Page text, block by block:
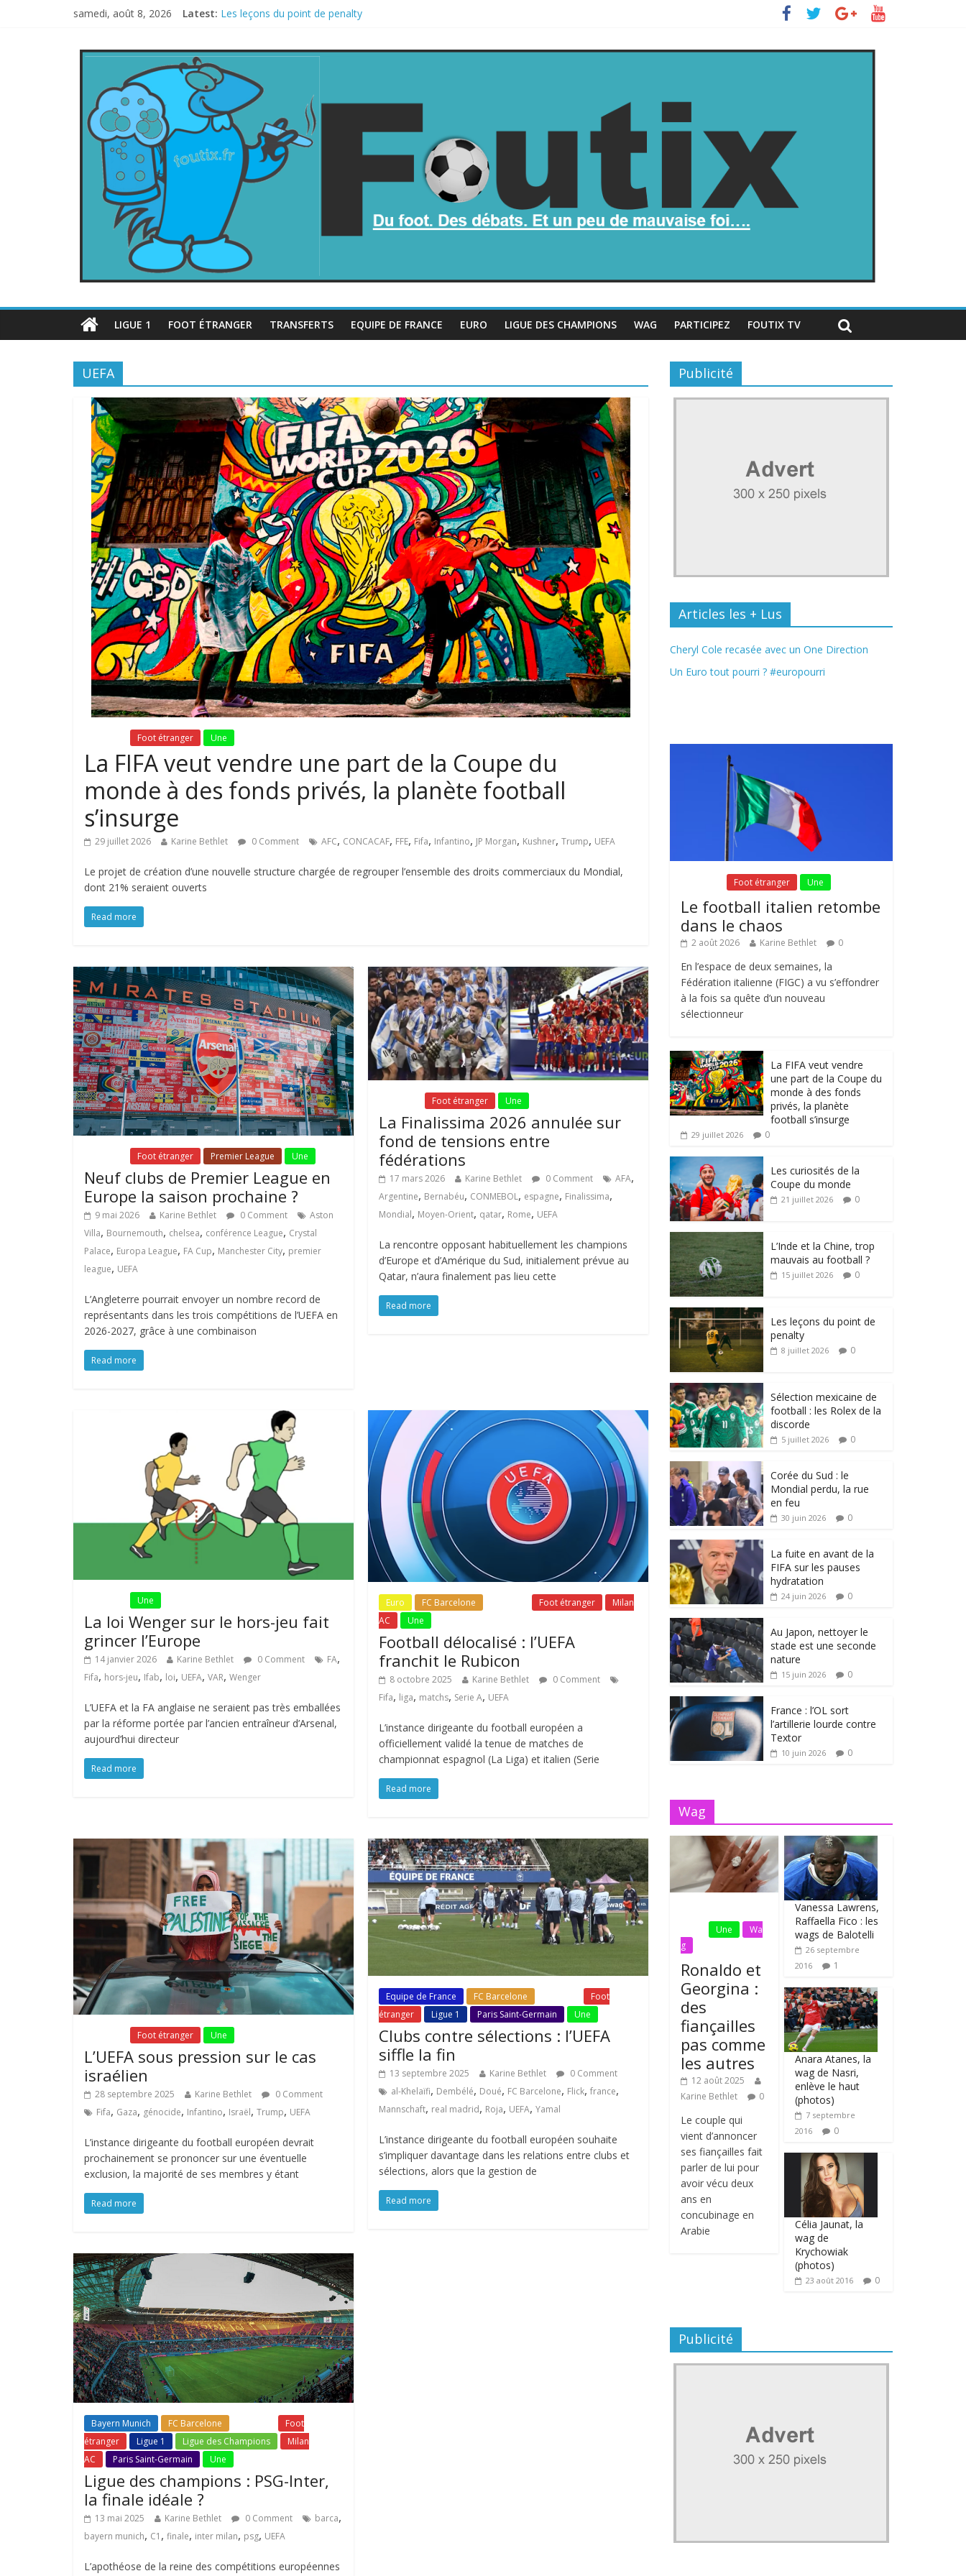
samedi, août 8, 2026 Latest: Les leçons du point de penalty
Les curiosités de la Coupe du monde
L’Inde et la Chine, trop mauvais au football ?
LIGUE 1 FOOT ÉTRANGER TRANSFERTS EQUIPE DE FRANCE EURO LIGUE DES CHAMPIONS WAG PARTICIPEZ FOUTIX TV
UEFA
Foot étranger Une
La FIFA veut vendre une part de la Coupe du
monde à des fonds privés, la planète football
s’insurge
29 juillet 2026 Karine Bethlet 0 Comment AFC, CONCACAF, FFE, Fifa, Infantino, JP Morgan, Kushner, Trump, UEFA
Le projet de création d’une nouvelle structure chargée de regrouper l’ensemble des droits commerciaux du Mondial,
dont 21% seraient ouverts
Read more
Foot étranger Premier League Une
Neuf clubs de Premier League en
Europe la saison prochaine ?
9 mai 2026 Karine Bethlet 0 Comment
Aston
Villa, Bournemouth, chelsea, conférence League, Crystal
Palace, Europa League, FA Cup, Manchester City, premier
league, UEFA
L’Angleterre pourrait envoyer un nombre record de
représentants dans les trois compétitions de l’UEFA en
2026-2027, grâce à une combinaison
Read more
Foot étranger Une
La Finalissima 2026 annulée sur
fond de tensions entre
fédérations
17 mars 2026 Karine Bethlet 0 Comment AFA,
Argentine, Bernabéu, CONMEBOL, espagne, Finalissima,
Mondial, Moyen-Orient, qatar, Rome, UEFA
La rencontre opposant habituellement les champions
d’Europe et d’Amérique du Sud, initialement prévue au
Qatar, n’aura finalement pas lieu cette
Read more
Une
La loi Wenger sur le hors-jeu fait
grincer l’Europe
14 janvier 2026 Karine Bethlet 0 Comment FA,
Fifa, hors-jeu, Ifab, loi, UEFA, VAR, Wenger
L’UEFA et la FA anglaise ne seraient pas très emballées
par la réforme portée par l’ancien entraîneur d’Arsenal,
aujourd’hui directeur
Read more
Euro FC Barcelone Foot étranger
Milan
AC
Une
Football délocalisé : l’UEFA
franchit le Rubicon
8 octobre 2025 Karine Bethlet
0 Comment
Fifa, liga, matchs, Serie A, UEFA
L’instance dirigeante du football européen a
officiellement validé la tenue de matches de
championnat espagnol (La Liga) et italien (Serie
Read more
Foot étranger Une
L’UEFA sous pression sur le cas
israélien
28 septembre 2025 Karine Bethlet
0 Comment
Fifa, Gaza, génocide, Infantino, Israël, Trump, UEFA
L’instance dirigeante du football européen devrait
prochainement se prononcer sur une éventuelle
exclusion, la majorité de ses membres y étant
Read more
Equipe de France FC Barcelone
Foot
étranger
Ligue 1 Paris Saint-Germain Une
Clubs contre sélections : l’UEFA
siffle la fin
13 septembre 2025 Karine Bethlet
0 Comment
al-Khelaïfi, Dembélé, Doué, FC Barcelone, Flick,france,
Mannschaft, real madrid, Roja, UEFA,Yamal
L’instance dirigeante du football européen souhaite
s’impliquer davantage dans les relations entre clubs et
sélections, alors que la gestion de
Read more
Bayern Munich FC Barcelone
Foot
étranger
Ligue 1 Ligue des Champions
Milan
AC
Paris Saint-Germain Une
Ligue des champions : PSG-Inter,
la finale idéale ?
13 mai 2025 Karine Bethlet 0 Comment barca,
bayern munich, C1 , finale, inter milan, psg, UEFA
L’apothéose de la reine des compétitions européennes
Publicité
Articles les + Lus
Cheryl Cole recasée avec un One Direction
Un Euro tout pourri ? #europourri
Foot étranger Une
Le football italien retombe
dans le chaos
2 août 2026 Karine Bethlet 0
En l’espace de deux semaines, la
Fédération italienne (FIGC) a vu s’effondrer
à la fois sa quête d’un nouveau
sélectionneur
La FIFA veut vendre
une part de la Coupe du
monde à des fonds
privés, la planète
football s’insurge
29 juillet 2026 0
Les curiosités de la
Coupe du monde
21 juillet 2026 0
L’Inde et la Chine, trop
mauvais au football ?
15 juillet 2026 0
Les leçons du point de
penalty
8 juillet 2026 0
Sélection mexicaine de
football : les Rolex de la
discorde
5 juillet 2026 0
Corée du Sud : le
Mondial perdu, la rue
en feu
30 juin 2026 0
La fuite en avant de la
FIFA sur les pauses
hydratation
24 juin 2026 0
Au Japon, nettoyer le
stade est une seconde
nature
15 juin 2026 0
France : l’OL sort
l’artillerie lourde contre
Textor
10 juin 2026 0
Wag
Une
Wa
g
Ronaldo et
Georgina :
des
fiançailles
pas comme
les autres
12 août 2025
Karine Bethlet
0
Le couple qui
vient d’annoncer
ses fiançailles fait
parler de lui pour
avoir vécu deux
ans en
concubinage en
Arabie
Vanessa Lawrens,
Raffaella Fico : les
wags de Balotelli
26 septembre
2016
1
Anara Atanes, la
wag de Nasri,
enlève le haut
(photos)
7 septembre
2016
0
Célia Jaunat, la
wag de
Krychowiak
(photos)
23 août 2016 0
Publicité